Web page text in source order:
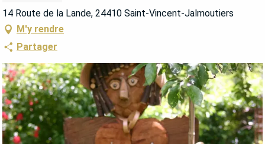
14 Route de la Lande, 24410 Saint-Vincent-Jalmoutiers
M'y rendre
Partager